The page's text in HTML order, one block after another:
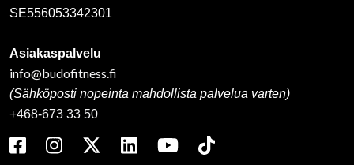
SE556053342301
Asiakaspalvelu
info@budofitness.fi
(Sähköposti nopeinta mahdollista palvelua varten)
+468-673 33 50